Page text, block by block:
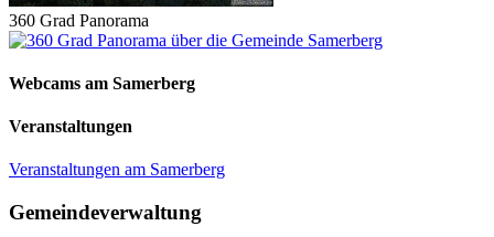
360 Grad Panorama
Webcams am Samerberg
Veranstaltungen
Veranstaltungen am Samerberg
Gemeindeverwaltung